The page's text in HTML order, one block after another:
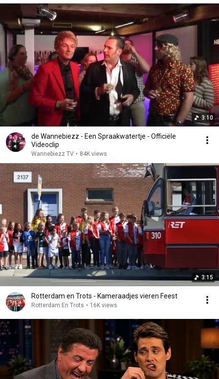
3:10
de Wannebiezz - Een Spraakwatertje - Officiële
Videoclip
Wannebiezz TV • 84K views
3:15
Rotterdam en Trots - Kameraadjes vieren Feest
Rotterdam En Trots • 16K views